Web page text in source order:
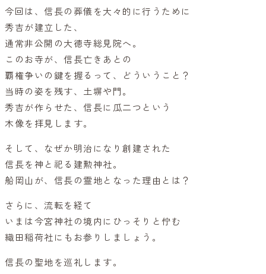
今回は、信長の葬儀を大々的に行うために
秀吉が建立した、
通常非公開の大徳寺総見院へ。
このお寺が、信長亡きあとの
覇権争いの鍵を握るって、どういうこと？
当時の姿を残す、土塀や門。
秀吉が作らせた、信長に瓜二つという
木像を拝見します。
そして、なぜか明治になり創建された
信長を神と祀る建勲神社。
船岡山が、信長の霊地となった理由とは？
さらに、流転を経て
いまは今宮神社の境内にひっそりと佇む
織田稲荷社にもお参りしましょう。
信長の聖地を巡礼します。